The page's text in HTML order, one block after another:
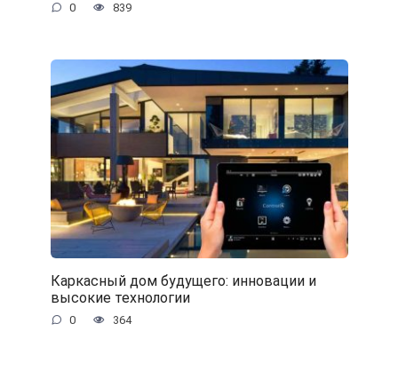
0 839
Каркасный дом будущего: инновации и
высокие технологии
0 364